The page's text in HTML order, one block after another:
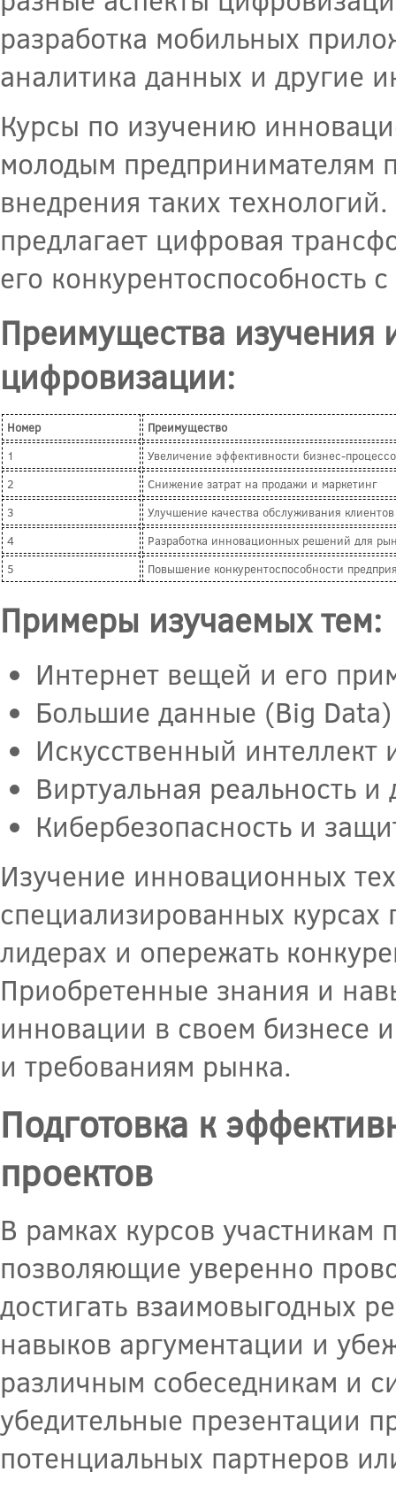
разработка мобильных
аналитика данных и другие
Курсы по изучению
молодым предпринимателям
внедрения таких
предлагает цифровая
его
Преимущества изучения
цифровизации:
Номер
Преимущество
1
Увеличение эффективности бизнес-
2
Снижение затрат на продажи и маркетинг
3
Улучшение качества обслуживания клиентов
4
Разработка инновационных решений для
5
Повышение конкурентоспособности
Примеры изучаемых тем:
Интернет вещей и его
Большие данные (Big
Искусственный
Виртуальная реальность
Кибербезопасность и
Изучение инновационных
специализированных
лидерах и опережать
Приобретенные знания и
инновации в своем бизнесе
и требованиям рынка.
Подготовка к
проектов
В рамках курсов участникам
позволяющие уверенно
достигать взаимовыгодных
навыков аргументации и
различным собеседникам и
убедительные презентации
потенциальных партнеров